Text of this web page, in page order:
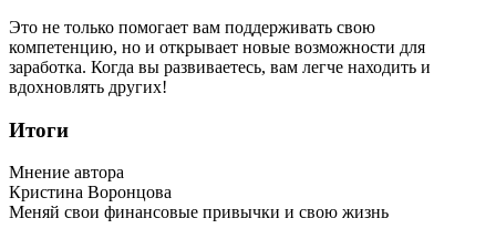
Это не только помогает вам поддерживать свою
компетенцию, но и открывает новые возможности для
заработка. Когда вы развиваетесь, вам легче находить и
вдохновлять других!
Итоги
Мнение автора
Кристина Воронцова
Меняй свои финансовые привычки и свою жизнь